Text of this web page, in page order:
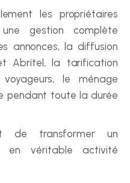
les propriétaires
gestion complète
annonces, la diffusion
Abritel, la tarification
le ménage
pendant toute la durée
de transformer un
en véritable activité